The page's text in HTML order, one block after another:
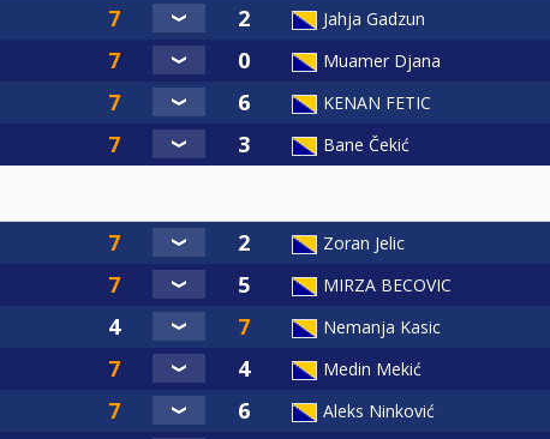
Jahja Gadzun
Muamer Djana
KENAN FETIC
Bane Čekić
Zoran Jelic
MIRZA BECOVIC
Nemanja Kasic
Medin Mekić
Aleks Ninković